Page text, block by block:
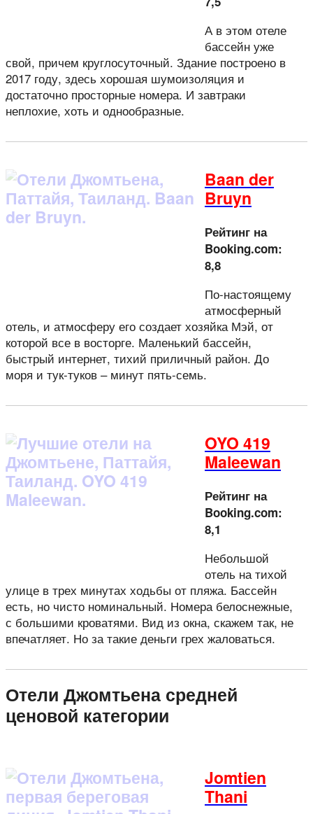
А в этом отеле
бассейн уже
свой, причем круглосуточный. Здание построено в
2017 году, здесь хорошая шумоизоляция и
достаточно просторные номера. И завтраки
неплохие, хоть и однообразные.
Baan der
Bruyn
Рейтинг на
Booking.com:
8,8
По-настоящему
атмосферный
отель, и атмосферу его создает хозяйка Мэй, от
которой все в восторге. Маленький бассейн,
быстрый интернет, тихий приличный район. До
моря и тук-туков – минут пять-семь.
OYO 419
Maleewan
Рейтинг на
Booking.com:
8,1
Небольшой
отель на тихой
улице в трех минутах ходьбы от пляжа. Бассейн
есть, но чисто номинальный. Номера белоснежные,
с большими кроватями. Вид из окна, скажем так, не
впечатляет. Но за такие деньги грех жаловаться.
Отели Джомтьена средней
ценовой категории
Jomtien
Thani